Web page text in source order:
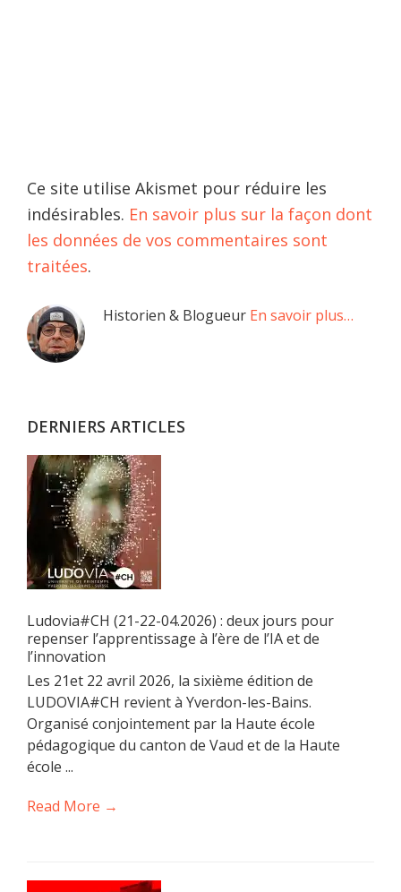
Ce site utilise Akismet pour réduire les
indésirables. En savoir plus sur la façon dont
les données de vos commentaires sont
traitées.
Barre
latérale
Historien & Blogueur En savoir plus…
DERNIERS ARTICLES
Ludovia#CH (21-22-04.2026) : deux jours pour
repenser l’apprentissage à l’ère de l’IA et de
l’innovation
Les 21et 22 avril 2026, la sixième édition de
LUDOVIA#CH revient à Yverdon-les-Bains.
Organisé conjointement par la Haute école
pédagogique du canton de Vaud et de la Haute
école ...
Read More →